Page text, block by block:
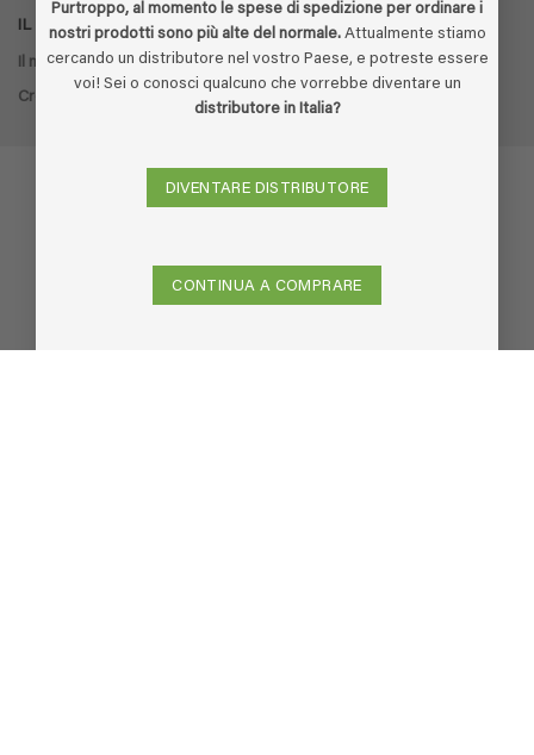
Purtroppo, al momento le spese di spedizione per ordinare i
nostri prodotti sono più alte del normale.Attualmente stiamo
cercando un distributore nel vostro Paese, e potreste essere
voi! Sei o conosci qualcuno che vorrebbe diventare un
distributore in Italia?
DIVENTARE DISTRIBUTORE
CONTINUA A COMPRARE
IL MIO ACCOUNT
Il mio account
Cronologia ordini